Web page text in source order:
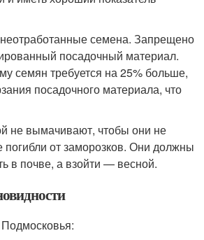
семена. Запрещено
посадочный материал.
семян требуется на 25% больше,
посадочного материала, что
не вымачивают, чтобы они не
от заморозков. Они должны
в почве, а взойти — весной.